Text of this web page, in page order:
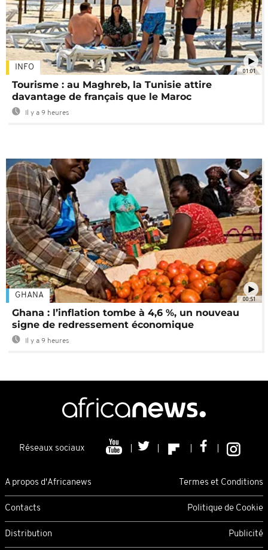
01:01
INFO
Tourisme : au Maghreb, la Tunisie attire
davantage de français que le Maroc
Il y a 9 heures
00:51
GHANA
Ghana : l’inflation tombe à 4,6 %, un nouveau
signe de redressement économique
Il y a 9 heures
Réseaux sociaux
A propos d'Africanews Termes et Conditions
Contacts Politique de Cookie
Distribution Publicité